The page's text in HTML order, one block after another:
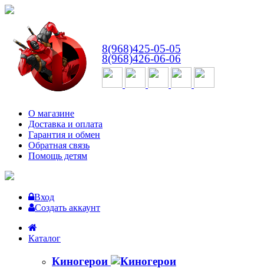
8(968)425-05-05
8(968)426-06-06
О магазине
Доставка и оплата
Гарантия и обмен
Обратная связь
Помощь детям
Вход
Создать аккаунт
Каталог
Киногерои